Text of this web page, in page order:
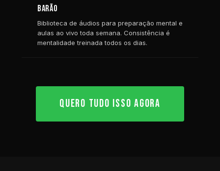
BARÃO
Biblioteca de áudios para preparação mental e
aulas ao vivo toda semana. Consistência é
mentalidade treinada todos os dias.
QUERO TUDO ISSO AGORA